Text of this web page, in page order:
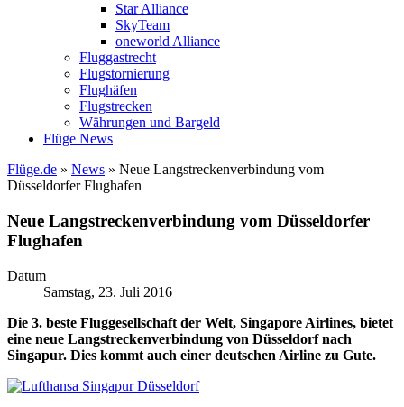
Star Alliance
SkyTeam
oneworld Alliance
Fluggastrecht
Flugstornierung
Flughäfen
Flugstrecken
Währungen und Bargeld
Flüge News
Flüge.de » News » Neue Langstreckenverbindung vom
Düsseldorfer Flughafen
Neue Langstreckenverbindung vom Düsseldorfer
Flughafen
Datum
Samstag, 23. Juli 2016
Die 3. beste Fluggesellschaft der Welt, Singapore Airlines, bietet
eine neue Langstreckenverbindung von Düsseldorf nach
Singapur. Dies kommt auch einer deutschen Airline zu Gute.